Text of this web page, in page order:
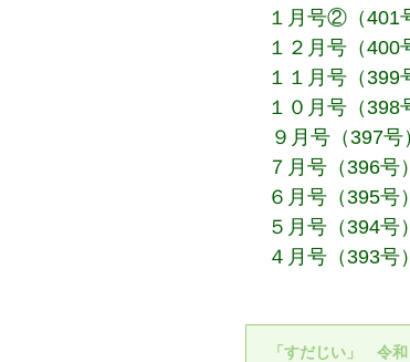
１月号②（401
１２月号（400
１１月号（399
１０月号（398
９月号（397号
７月号（396号）
６月号（395号）
５月号（394号）
４月号（393号）
「すだじい」 令